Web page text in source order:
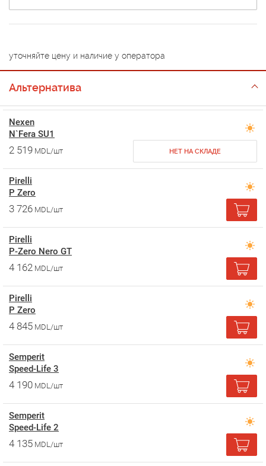
уточняйте цену и наличие у оператора
Альтернатива
Nexen
N`Fera SU1
2 519 MDL/шт НЕТ НА СКЛАДЕ
Pirelli
P Zero
3 726 MDL/шт
Pirelli
P-Zero Nero GT
4 162 MDL/шт
Pirelli
P Zero
4 845 MDL/шт
Semperit
Speed-Life 3
4 190 MDL/шт
Semperit
Speed-Life 2
4 135 MDL/шт